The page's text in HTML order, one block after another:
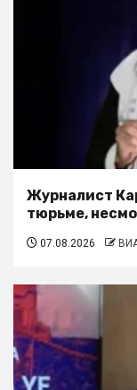
Журналист
тюрьме,
07.08.2026